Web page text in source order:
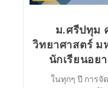
ม.ศรีปทุม
วิทยาศาสตร์ ม
นักเรียนอย
ในทุกๆ ปี การจั